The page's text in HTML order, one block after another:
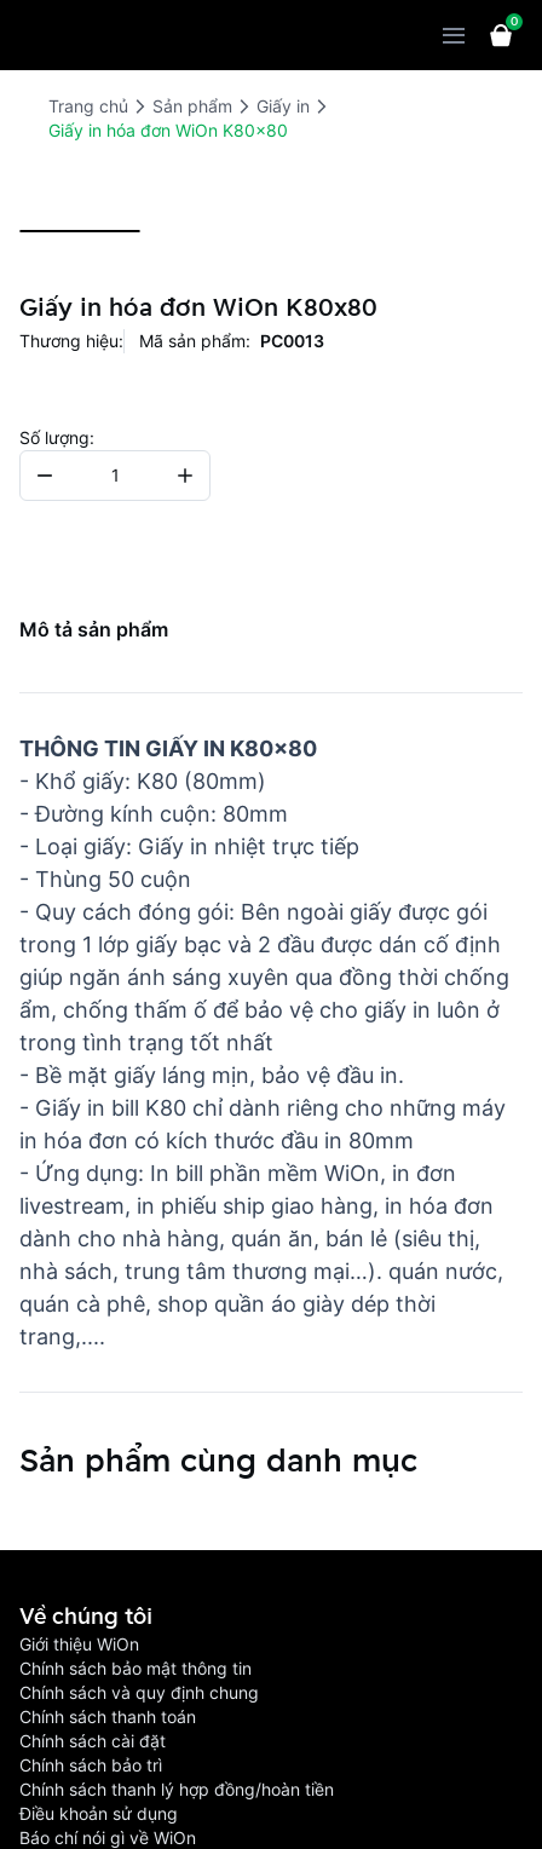
WiOn POS
WiOn AI
WiOn F&B
WiOn Dental
Giải pháp
Thiết kế website
Thiết bị
Báo chí
Đối tác
Thông báo
Wi Team
Liên hệ
0
Trang chủ Sản phẩm
Giấy in
Giấy in hóa đơn WiOn K80x80
Giấy in hóa đơn WiOn K80x80
Thương hiệu: Mã sản phẩm: PC0013
Số lượng:
Mô tả sản phẩm
THÔNG TIN GIẤY IN K80x80
- Khổ giấy: K80 (80mm)
- Đường kính cuộn: 80mm
- Loại giấy: Giấy in nhiệt trực tiếp
- Thùng 50 cuộn
- Quy cách đóng gói: Bên ngoài giấy được gói
trong 1 lớp giấy bạc và 2 đầu được dán cố định
giúp ngăn ánh sáng xuyên qua đồng thời chống
ẩm, chống thấm ố để bảo vệ cho giấy in luôn ở
trong tình trạng tốt nhất
- Bề mặt giấy láng mịn, bảo vệ đầu in.
- Giấy in bill K80 chỉ dành riêng cho những máy
in hóa đơn có kích thước đầu in 80mm
- Ứng dụng: In bill phần mềm WiOn, in đơn
livestream, in phiếu ship giao hàng, in hóa đơn
dành cho nhà hàng, quán ăn, bán lẻ (siêu thị,
nhà sách, trung tâm thương mại…). quán nước,
quán cà phê, shop quần áo giày dép thời
trang,....
Sản phẩm cùng danh mục
Về chúng tôi
Giới thiệu WiOn
Chính sách bảo mật thông tin
Chính sách và quy định chung
Chính sách thanh toán
Chính sách cài đặt
Chính sách bảo trì
Chính sách thanh lý hợp đồng/hoàn tiền
Điều khoản sử dụng
Báo chí nói gì về WiOn